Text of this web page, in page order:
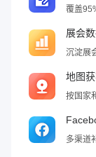
覆盖
展会
沉淀展
地图
按国家
多渠道